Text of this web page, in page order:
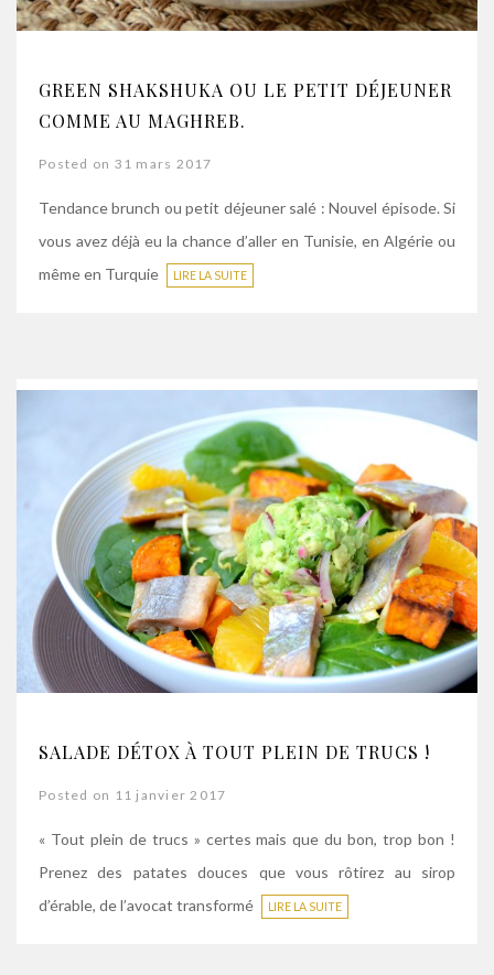
GREEN SHAKSHUKA OU LE PETIT DÉJEUNER
COMME AU MAGHREB.
Posted on 31 mars 2017
Tendance brunch ou petit déjeuner salé : Nouvel épisode. Si
vous avez déjà eu la chance d’aller en Tunisie, en Algérie ou
même en Turquie
LIRE LA SUITE
SALADE DÉTOX À TOUT PLEIN DE TRUCS !
Posted on 11 janvier 2017
« Tout plein de trucs » certes mais que du bon, trop bon !
Prenez des patates douces que vous rôtirez au sirop
d’érable, de l’avocat transformé
LIRE LA SUITE